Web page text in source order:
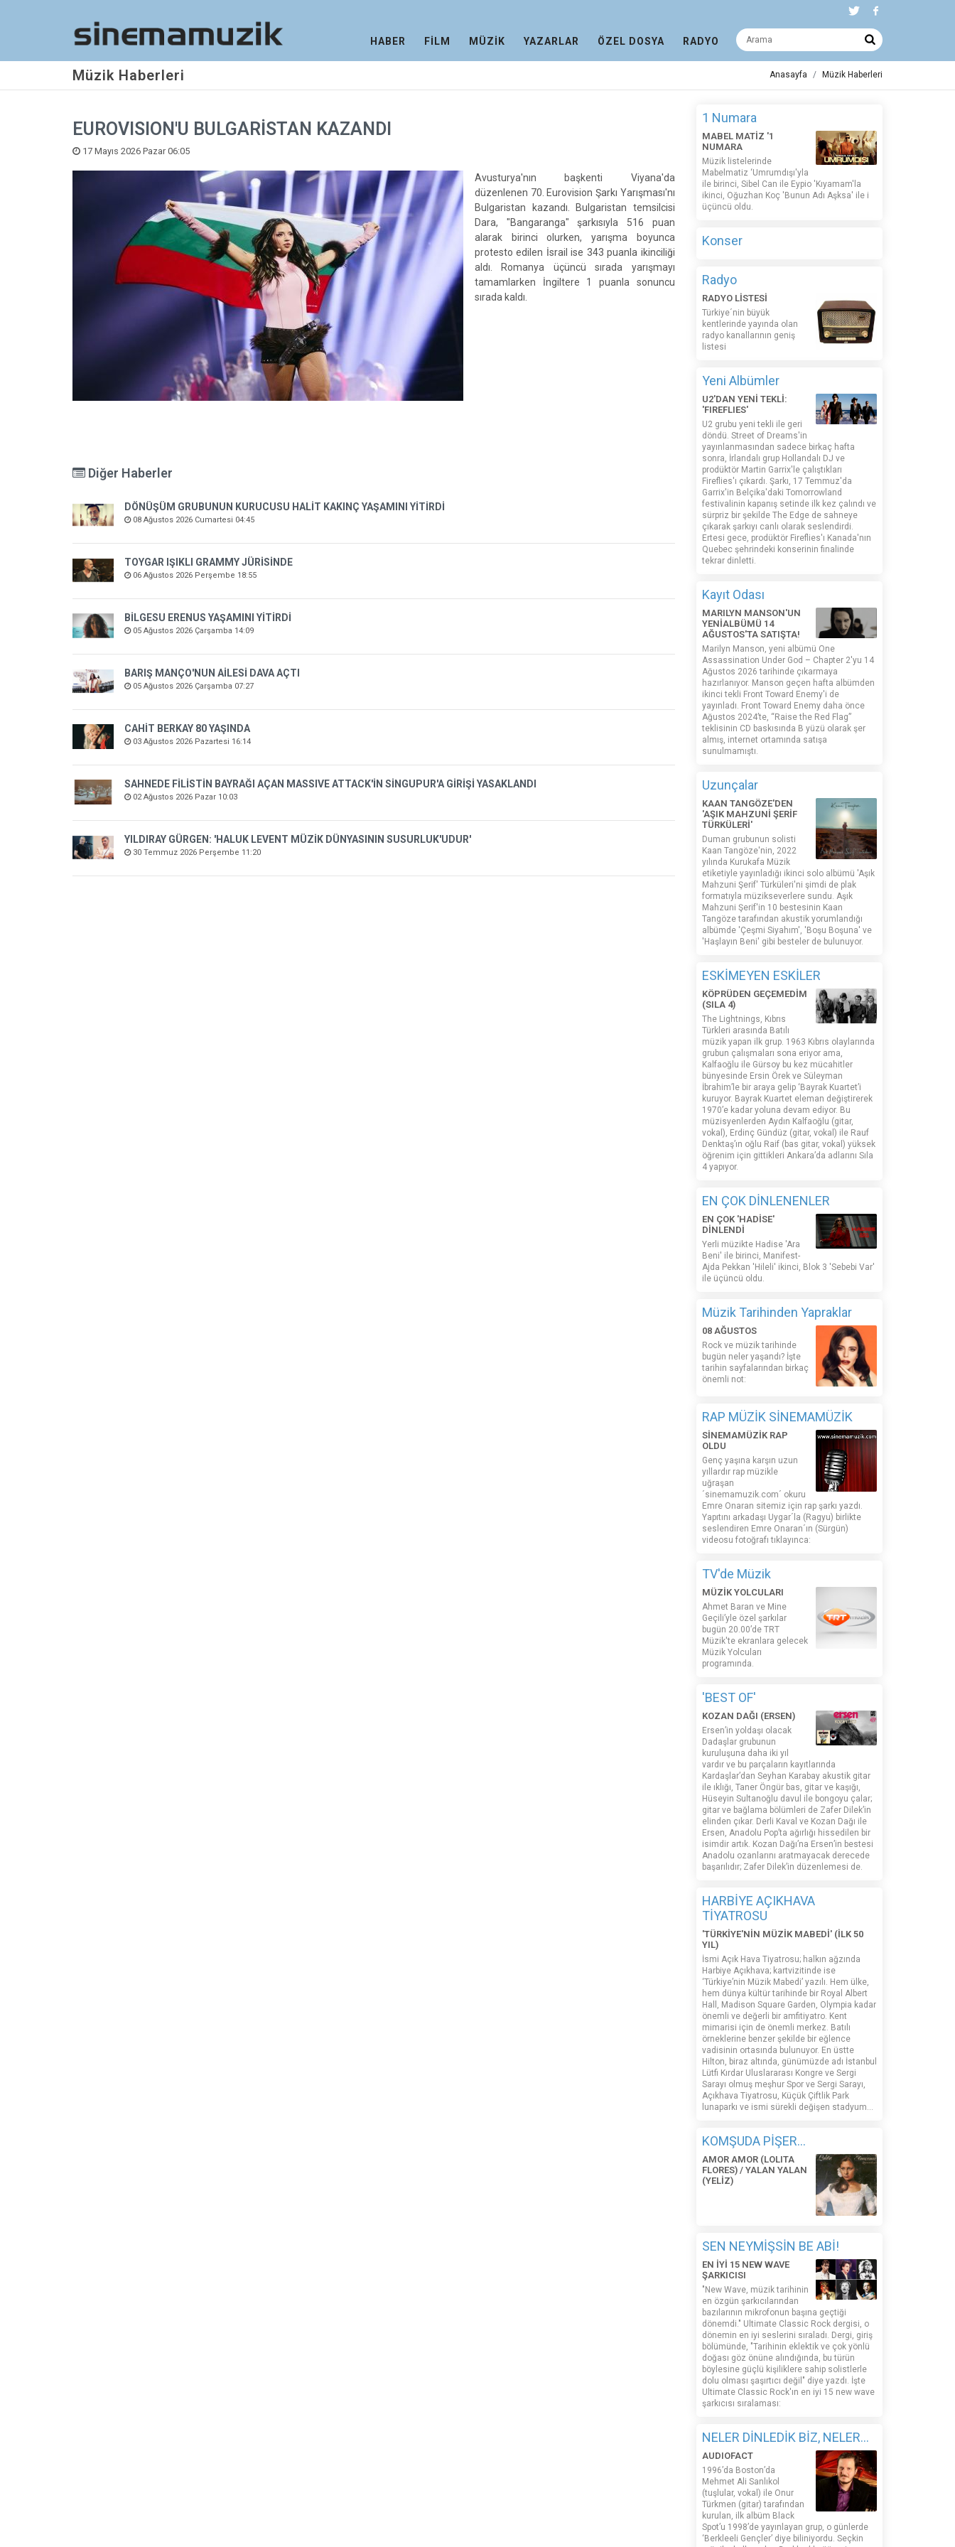
HABER FİLM MÜZİK YAZARLAR ÖZEL DOSYA RADYO
Müzik Haberleri Anasayfa Müzik Haberleri
EUROVISION'U BULGARİSTAN KAZANDI
17 Mayıs 2026 Pazar 06:05
Avusturya'nın başkenti Viyana'da
düzenlenen 70. Eurovision Şarkı Yarışması'nı
Bulgaristan kazandı. Bulgaristan temsilcisi
Dara, "Bangaranga" şarkısıyla 516 puan
alarak birinci olurken, yarışma boyunca
protesto edilen İsrail ise 343 puanla ikinciliği
aldı. Romanya üçüncü sırada yarışmayı
tamamlarken İngiltere 1 puanla sonuncu
sırada kaldı.
Diğer Haberler
DÖNÜŞÜM GRUBUNUN KURUCUSU HALİT KAKINÇ YAŞAMINI YİTİRDİ
08 Ağustos 2026 Cumartesi 04:45
TOYGAR IŞIKLI GRAMMY JÜRİSİNDE
06 Ağustos 2026 Perşembe 18:55
BİLGESU ERENUS YAŞAMINI YİTİRDİ
05 Ağustos 2026 Çarşamba 14:09
BARIŞ MANÇO'NUN AİLESİ DAVA AÇTI
05 Ağustos 2026 Çarşamba 07:27
CAHİT BERKAY 80 YAŞINDA
03 Ağustos 2026 Pazartesi 16:14
SAHNEDE FİLİSTİN BAYRAĞI AÇAN MASSIVE ATTACK'İN SİNGUPUR'A GİRİŞİ YASAKLANDI
02 Ağustos 2026 Pazar 10:03
YILDIRAY GÜRGEN: 'HALUK LEVENT MÜZİK DÜNYASININ SUSURLUK'UDUR'
30 Temmuz 2026 Perşembe 11:20
1 Numara
MABEL MATİZ '1
NUMARA
Müzik listelerinde
Mabelmatiz ‘Umrumdışı'yla
ile birinci, Sibel Can ile Eypio 'Kıyamam'la
ikinci, Oğuzhan Koç 'Bunun Adı Aşksa' ile i
üçüncü oldu.
Konser
Radyo
RADYO LİSTESİ
Türkiye´nin büyük
kentlerinde yayında olan
radyo kanallarının geniş
listesi
Yeni Albümler
U2'DAN YENİ TEKLİ:
'FIREFLIES'
U2 grubu yeni tekli ile geri
döndü. Street of Dreams'in
yayınlanmasından sadece birkaç hafta
sonra, İrlandalı grup Hollandalı DJ ve
prodüktör Martin Garrix'le çalıştıkları
Fireflies'ı çıkardı. Şarkı, 17 Temmuz'da
Garrix'in Belçika'daki Tomorrowland
festivalinin kapanış setinde ilk kez çalındı ​​ve
sürpriz bir şekilde The Edge de sahneye
çıkarak şarkıyı canlı olarak seslendirdi.
Ertesi gece, prodüktör Fireflies'ı Kanada'nın
Quebec şehrindeki konserinin finalinde
tekrar dinletti.
Kayıt Odası
MARILYN MANSON'UN
YENİALBÜMÜ 14
AĞUSTOS'TA SATIŞTA!
Marilyn Manson, yeni albümü One
Assassination Under God – Chapter 2'yu 14
Ağustos 2026 tarihinde çıkarmaya
hazırlanıyor. Manson geçen hafta albümden
ikinci tekli Front Toward Enemy'i de
yayınladı. Front Toward Enemy daha önce
Ağustos 2024’te, “Raise the Red Flag”
teklisinin CD baskısında B yüzü olarak şer
almış, internet ortamında satışa
sunulmamıştı.
Uzunçalar
KAAN TANGÖZE'DEN
'AŞIK MAHZUNİ ŞERİF
TÜRKÜLERİ'
Duman grubunun solisti
Kaan Tangöze'nin, 2022
yılında Kurukafa Müzik
etiketiyle yayınladığı ikinci solo albümü 'Aşık
Mahzuni Şerif' Türküleri'ni şimdi de plak
formatıyla müzikseverlere sundu. Aşık
Mahzuni Şerif'in 10 bestesinin Kaan
Tangöze tarafından akustik yorumlandığı
albümde 'Çeşmi Siyahım', 'Boşu Boşuna' ve
'Haşlayın Beni' gibi besteler de bulunuyor.
ESKİMEYEN ESKİLER
KÖPRÜDEN GEÇEMEDİM
(SILA 4)
The Lightnings, Kıbrıs
Türkleri arasında Batılı
müzik yapan ilk grup. 1963 Kıbrıs olaylarında
grubun çalışmaları sona eriyor ama,
Kalfaoğlu ile Gürsoy bu kez mücahitler
bünyesinde Ersin Örek ve Süleyman
İbrahim’le bir araya gelip ‘Bayrak Kuartet’i
kuruyor. Bayrak Kuartet eleman değiştirerek
1970’e kadar yoluna devam ediyor. Bu
müzisyenlerden Aydın Kalfaoğlu (gitar,
vokal), Erdinç Gündüz (gitar, vokal) ile Rauf
Denktaş’ın oğlu Raif (bas gitar, vokal) yüksek
öğrenim için gittikleri Ankara’da adlarını Sıla
4 yapıyor.
EN ÇOK DİNLENENLER
EN ÇOK 'HADİSE'
DİNLENDİ
Yerli müzikte Hadise 'Ara
Beni' ile birinci, Manifest-
Ajda Pekkan 'Hileli' ikinci, Blok 3 'Sebebi Var'
ile üçüncü oldu.
Müzik Tarihinden Yapraklar
08 AĞUSTOS
Rock ve müzik tarihinde
bugün neler yaşandı? İşte
tarihin sayfalarından birkaç
önemli not:
RAP MÜZİK SİNEMAMÜZİK
SİNEMAMÜZİK RAP
OLDU
Genç yaşına karşın uzun
yıllardır rap müzikle
uğraşan
´sinemamuzik.com´ okuru
Emre Onaran sitemiz için rap şarkı yazdı.
Yapıtını arkadaşı Uygar´la (Ragyu) birlikte
seslendiren Emre Onaran´ın (Sürgün)
videosu fotoğrafı tıklayınca:
TV'de Müzik
MÜZİK YOLCULARI
Ahmet Baran ve Mine
Geçili’yle özel şarkılar
bugün 20.00’de TRT
Müzik'te ekranlara gelecek
Müzik Yolcuları
programında.
'BEST OF'
KOZAN DAĞI (ERSEN)
Ersen’in yoldaşı olacak
Dadaşlar grubunun
kuruluşuna daha iki yıl
vardır ve bu parçaların kayıtlarında
Kardaşlar’dan Seyhan Karabay akustik gitar
ile ıklığı, Taner Öngür bas, gitar ve kaşığı,
Hüseyin Sultanoğlu davul ile bongoyu çalar;
gitar ve bağlama bölümleri de Zafer Dilek’in
elinden çıkar. Derli Kaval ve Kozan Dağı ile
Ersen, Anadolu Pop’ta ağırlığı hissedilen bir
isimdir artık. Kozan Dağı’na Ersen’in bestesi
Anadolu ozanlarını aratmayacak derecede
başarılıdır; Zafer Dilek’in düzenlemesi de.
HARBİYE AÇIKHAVA
TİYATROSU
'TÜRKİYE'NİN MÜZİK MABEDİ' (İLK 50
YIL)
İsmi Açık Hava Tiyatrosu; halkın ağzında
Harbiye Açıkhava; kartvizitinde ise
‘Türkiye’nin Müzik Mabedi’ yazılı. Hem ülke,
hem dünya kültür tarihinde bir Royal Albert
Hall, Madison Square Garden, Olympia kadar
önemli ve değerli bir amfitiyatro. Kent
mimarisi için de önemli merkez. Batılı
örneklerine benzer şekilde bir eğlence
vadisinin ortasında bulunuyor. En üstte
Hilton, biraz altında, günümüzde adı İstanbul
Lütfi Kırdar Uluslararası Kongre ve Sergi
Sarayı olmuş meşhur Spor ve Sergi Sarayı,
Açıkhava Tiyatrosu, Küçük Çiftlik Park
lunaparkı ve ismi sürekli değişen stadyum…
KOMŞUDA PİŞER...
AMOR AMOR (LOLITA
FLORES) / YALAN YALAN
(YELİZ)
SEN NEYMİŞSİN BE ABİ!
EN İYİ 15 NEW WAVE
ŞARKICISI
"New Wave, müzik tarihinin
en özgün şarkıcılarından
bazılarının mikrofonun başına geçtiği
dönemdi." Ultimate Classic Rock dergisi, o
dönemin en iyi seslerini sıraladı. Dergi, giriş
bölümünde, "Tarihinin eklektik ve çok yönlü
doğası göz önüne alındığında, bu türün
böylesine güçlü kişiliklere sahip solistlerle
dolu olması şaşırtıcı değil" diye yazdı. İşte
Ultimate Classic Rock'ın en iyi 15 new wave
şarkıcısı sıralaması:
NELER DİNLEDİK BİZ, NELER...
AUDIOFACT
1996’da Boston’da
Mehmet Ali Sanlıkol
(tuşlular, vokal) ile Onur
Türkmen (gitar) tarafından
kurulan, ilk albüm Black
Spot’u 1998’de yayınlayan grup, o günlerde
‘Berkleeli Gençler’ diye biliniyordu. Seçkin